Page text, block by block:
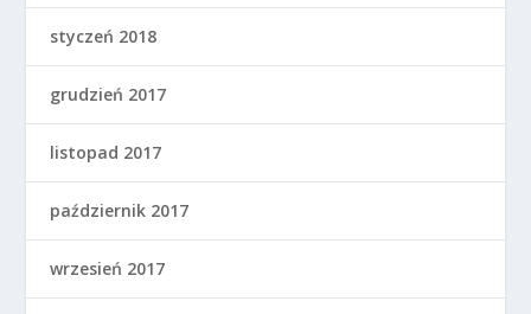
styczeń 2018
grudzień 2017
listopad 2017
październik 2017
wrzesień 2017